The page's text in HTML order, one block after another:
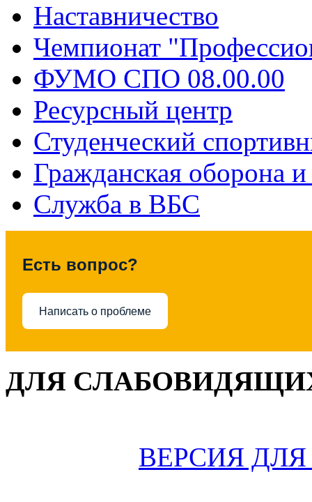
Наставничество
Чемпионат
ФУМО СПО 08.00.00
Ресурсный центр
Студенческий
Гражданская оборона
Служба в ВБС
Есть вопрос?
Написать о проблеме
ДЛЯ
ВЕРСИЯ